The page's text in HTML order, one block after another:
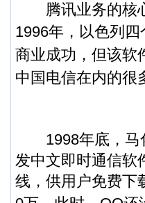
腾讯业务的核
1996年，以色列
商业成功，但该软
中国电信在内的很
1998年底，马
发中文即时通信软
线，供用户免费下